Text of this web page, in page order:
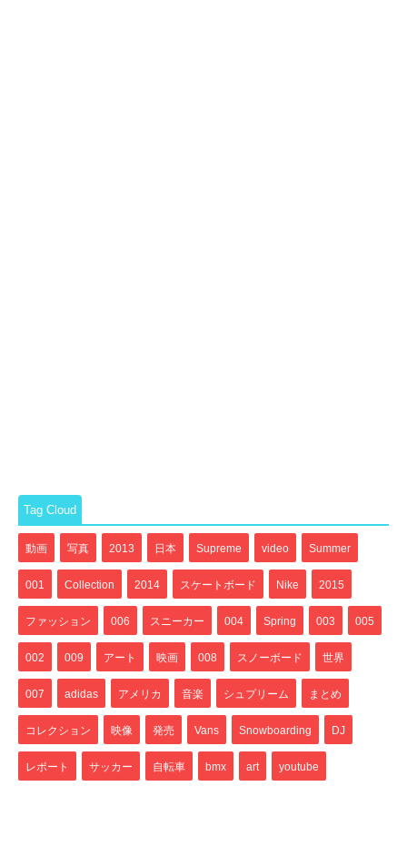
Tag Cloud
動画 写真 2013 日本 Supreme video Summer
001 Collection 2014 スケートボード Nike 2015
ファッション 006 スニーカー 004 Spring 003 005
002 009 アート 映画 008 スノーボード 世界
007 adidas アメリカ 音楽 シュプリーム まとめ
コレクション 映像 発売 Vans Snowboarding DJ
レポート サッカー 自転車 bmx art youtube